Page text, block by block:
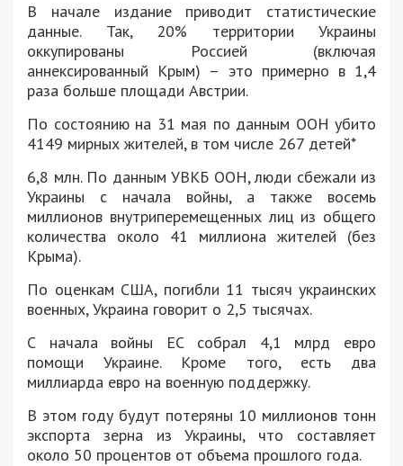
В начале издание приводит статистические
данные. Так, 20% территории Украины
оккупированы Россией (включая
аннексированный Крым) – это примерно в 1,4
раза больше площади Австрии.
По состоянию на 31 мая по данным ООН убито
4149 мирных жителей, в том числе 267 детей*
6,8 млн. По данным УВКБ ООН, люди сбежали из
Украины с начала войны, а также восемь
миллионов внутриперемещенных лиц из общего
количества около 41 миллиона жителей (без
Крыма).
По оценкам США, погибли 11 тысяч украинских
военных, Украина говорит о 2,5 тысячах.
С начала войны ЕС собрал 4,1 млрд евро
помощи Украине. Кроме того, есть два
миллиарда евро на военную поддержку.
В этом году будут потеряны 10 миллионов тонн
экспорта зерна из Украины, что составляет
около 50 процентов от объема прошлого года.